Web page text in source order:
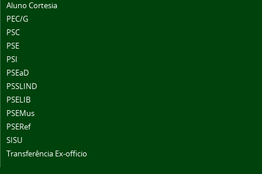
Aluno Cortesia
PEC/G
PSC
PSE
PSI
PSEaD
PSSLIND
PSELIB
PSEMus
PSERef
SISU
Transferência Ex-officio